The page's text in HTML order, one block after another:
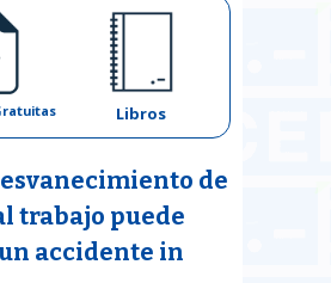
Libros
de
trabajo puede
accidente in